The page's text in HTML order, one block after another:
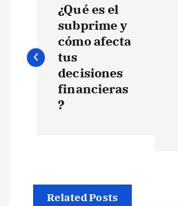
v
¿Qué es el
subprime y
cómo afecta
tus
decisiones
financieras
?
Related Posts